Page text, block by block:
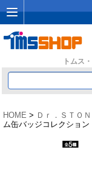
トムス
HOME > Ｄｒ．ＳＴＯ
ム缶バッジコレクショ